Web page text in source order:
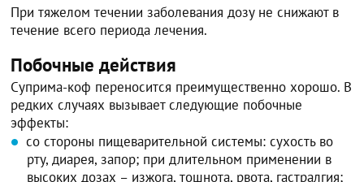
При тяжелом течении заболевания дозу не снижают в
течение всего периода лечения.
Побочные действия
Суприма-коф переносится преимущественно хорошо. В
редких случаях вызывает следующие побочные
эффекты:
со стороны пищеварительной системы: сухость во
рту, диарея, запор; при длительном применении в
высоких дозах – изжога, тошнота, рвота, гастралгия;